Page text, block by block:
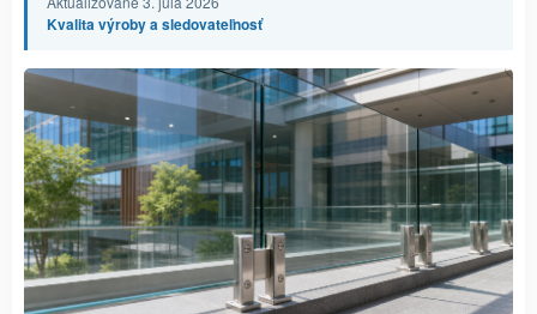
Kvalita výroby a sledovateľnosť